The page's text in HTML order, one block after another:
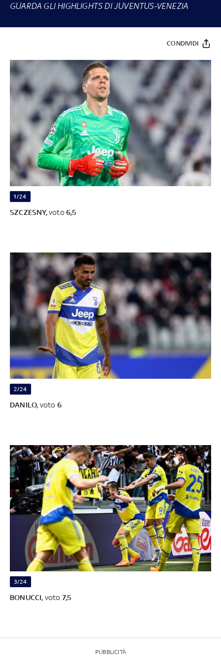
GUARDA GLI HIGHLIGHTS DI JUVENTUS-VENEZIA
CONDIVIDI
1/24
SZCZESNY,voto 6,5
2/24
DANILO, voto 6
3/24
BONUCCI, voto 7,5
PUBBLICITÀ